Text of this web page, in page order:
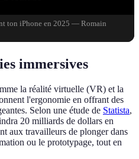
ton iPhone en 2025 — Romain
immersives
la réalité virtuelle (VR) et la
l'ergonomie en offrant des
Selon une étude de Statista,
20 milliards de dollars en
aux travailleurs de plonger dans
ou le prototypage, tout en